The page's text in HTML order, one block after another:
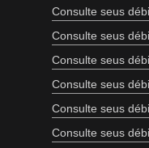
Consulte seus
Consulte seus
Consulte seus
Consulte seus
Consulte seus
Consulte seus